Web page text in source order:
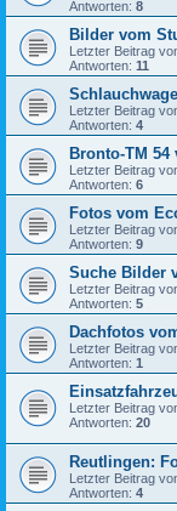
Antworten: 8
Bilder vom
Letzter Beitrag
Antworten: 11
Letzter Beitrag
Antworten: 4
Bronto-TM
Letzter Beitrag
Antworten: 6
Fotos vom
Letzter Beitrag
Antworten: 9
Suche Bilder
Letzter Beitrag
Antworten: 5
Dachfotos
Letzter Beitrag
Antworten: 1
Letzter Beitrag
Antworten: 20
Reutlingen:
Letzter Beitrag
Antworten: 4